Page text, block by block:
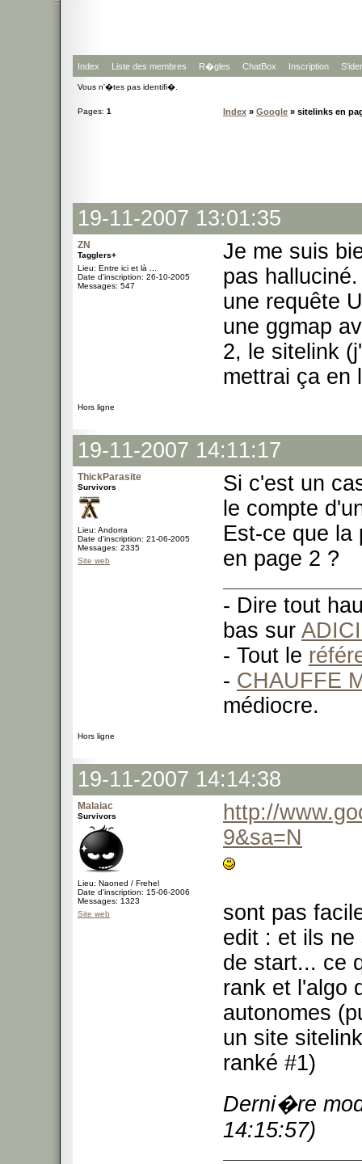
Index Liste des membres R�gles ChatBox Inscription
Vous n'�tes pas identifi�.
Pages: 1 Index » Google » sitelinks en
19-11-2007 13:01:35
ZN
Tagglers+
Lieu: Entre ici et là ...
Date d'inscription: 26-10-2005
Messages: 547
Je me suis
pas
une requête
une ggmap
2, le sitelink
mettrai ça en
Hors ligne
19-11-2007 14:11:17
ThickParasite
Survivors
Lieu: Andorra
Date d'inscription: 21-06-2005
Messages: 2335
Site web
Si c'est un
le compte
Est-ce que la
en page 2 ?
- Dire tout
bas sur
- Tout le
- CHAUFFE
médiocre.
Hors ligne
19-11-2007 14:14:38
Malaiac
Survivors
Lieu: Naoned / Frehel
Date d'inscription: 15-06-2006
Messages: 1323
Site web
http://
9&sa=N
sont pas
edit : et ils ne
de start... ce
rank et l'algo
autonomes
un site
ranké #1)
Derni�re
14:15:57)